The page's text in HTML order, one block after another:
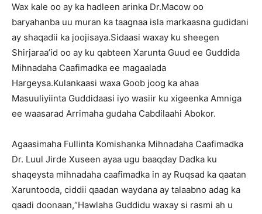
Wax kale oo ay ka hadleen arinka Dr.Macow oo
baryahanba uu muran ka taagnaa isla markaasna gudidani
ay shaqadii ka joojisaya.Sidaasi waxay ku sheegen
Shirjaraa’id oo ay ku qabteen Xarunta Guud ee Guddida
Mihnadaha Caafimadka ee magaalada
Hargeysa.Kulankaasi waxa Goob joog ka ahaa
Masuuliyiinta Guddidaasi iyo wasiir ku xigeenka Amniga
ee waasarad Arrimaha gudaha Cabdilaahi Abokor.
Agaasimaha Fullinta Komishanka Mihnadaha Caafimadka
Dr. Luul Jirde Xuseen ayaa ugu baaqday Dadka ku
shaqeysta mihnadaha caafimadka in ay Ruqsad ka qaatan
Xaruntooda, ciddii qaadan waydana ay talaabno adag ka
qaadi doonaan,“Hawlaha Guddidu waxay si rasmi ah u